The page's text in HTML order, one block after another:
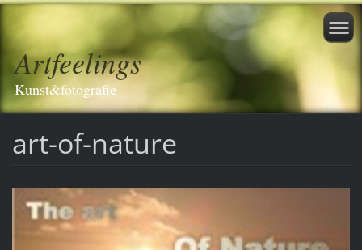
Artfeelings
Kunst&fotografie
art-of-nature